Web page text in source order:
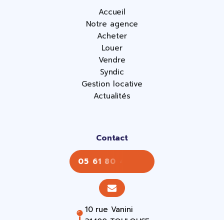
Accueil
Notre agence
Acheter
Louer
Vendre
Syndic
Gestion locative
Actualités
Contact
05 61 80 43 43
10 rue Vanini